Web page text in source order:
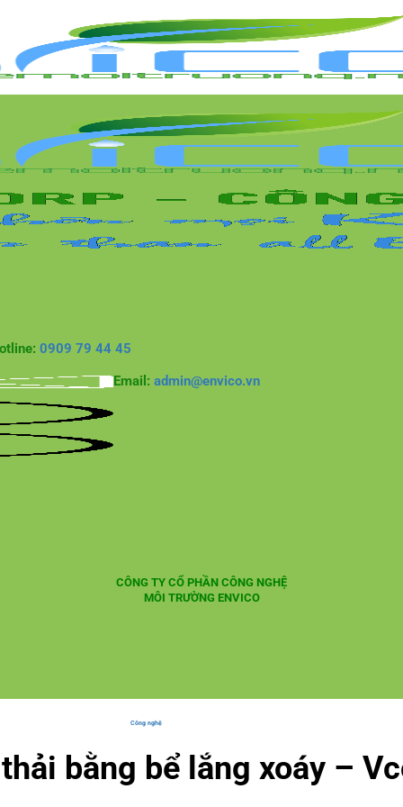
0909 79 44 45
Email: admin@envico.vn
CÔNG TY CỔ PHẦN CÔNG NGHỆ
MÔI TRƯỜNG ENVICO
Công nghệ
bằng bể lắng xoáy –